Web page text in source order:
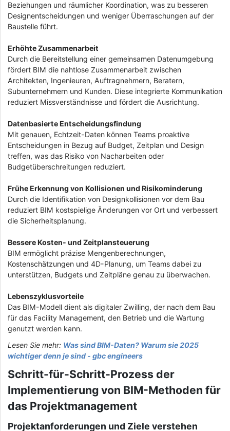
Beziehungen und räumlicher Koordination, was zu besseren
Designentscheidungen und weniger Überraschungen auf der
Baustelle führt.
Erhöhte Zusammenarbeit
Durch die Bereitstellung einer gemeinsamen Datenumgebung
fördert BIM die nahtlose Zusammenarbeit zwischen
Architekten, Ingenieuren, Auftragnehmern, Beratern,
Subunternehmern und Kunden. Diese integrierte Kommunikation
reduziert Missverständnisse und fördert die Ausrichtung.
Datenbasierte Entscheidungsfindung
Mit genauen, Echtzeit-Daten können Teams proaktive
Entscheidungen in Bezug auf Budget, Zeitplan und Design
treffen, was das Risiko von Nacharbeiten oder
Budgetüberschreitungen reduziert.
Frühe Erkennung von Kollisionen und Risikominderung
Durch die Identifikation von Designkollisionen vor dem Bau
reduziert BIM kostspielige Änderungen vor Ort und verbessert
die Sicherheitsplanung.
Bessere Kosten- und Zeitplansteuerung
BIM ermöglicht präzise Mengenberechnungen,
Kostenschätzungen und 4D-Planung, um Teams dabei zu
unterstützen, Budgets und Zeitpläne genau zu überwachen.
Lebenszyklusvorteile
Das BIM-Modell dient als digitaler Zwilling, der nach dem Bau
für das Facility Management, den Betrieb und die Wartung
genutzt werden kann.
Lesen Sie mehr: Was sind BIM-Daten? Warum sie 2025
wichtiger denn je sind - gbc engineers
Schritt-für-Schritt-Prozess der
Implementierung von BIM-Methoden für
das Projektmanagement
Projektanforderungen und Ziele verstehen